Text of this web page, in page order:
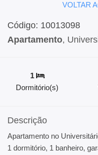
VOLTAR
Código: 10013098
Apartamento,
1
Dormitório(s)
Descrição
Apartamento no
1 dormitório, 1 banheiro,